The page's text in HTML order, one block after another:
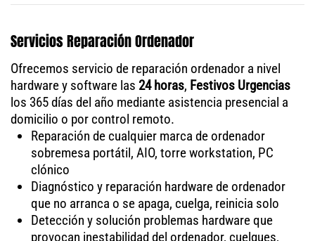
Servicios Reparación Ordenador
Ofrecemos servicio de reparación ordenador a nivel
hardware y software las 24 horas, Festivos Urgencias
los 365 días del año mediante asistencia presencial a
domicilio o por control remoto.
Reparación de cualquier marca de ordenador
sobremesa portátil, AIO, torre workstation, PC
clónico
Diagnóstico y reparación hardware de ordenador
que no arranca o se apaga, cuelga, reinicia solo
Detección y solución problemas hardware que
provocan inestabilidad del ordenador, cuelgues,